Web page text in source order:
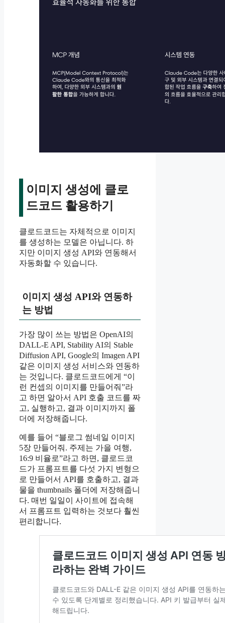
이미지 생성에 클로
드코드 활용하기
클로드코드는 자체적으로 이미지
를 생성하는 모델은 아닙니다. 하
지만 이미지 생성 API와 연동해서
자동화할 수 있습니다.
이미지 생성 API와 연동하
는 방법
가장 많이 쓰는 방법은 OpenAI의
DALL-E API, Stability AI의 Stable
Diffusion API, Google의 Imagen API
같은 이미지 생성 서비스와 연동하
는 것입니다. 클로드코드에게 “이
런 컨셉의 이미지를 만들어줘”라
고 하면 알아서 API 호출 코드를 짜
고, 실행하고, 결과 이미지까지 폴
더에 저장해줍니다.
예를 들어 “블로그 썸네일 이미지
5장 만들어줘. 주제는 가을 여행,
16:9 비율로”라고 하면, 클로드코
드가 프롬프트를 다섯 가지 변형으
로 만들어서 API를 호출하고, 결과
물을 thumbnails 폴더에 저장해줍니
다. 매번 일일이 사이트에 접속해
서 프롬프트 입력하는 것보다 훨씬
편리합니다.